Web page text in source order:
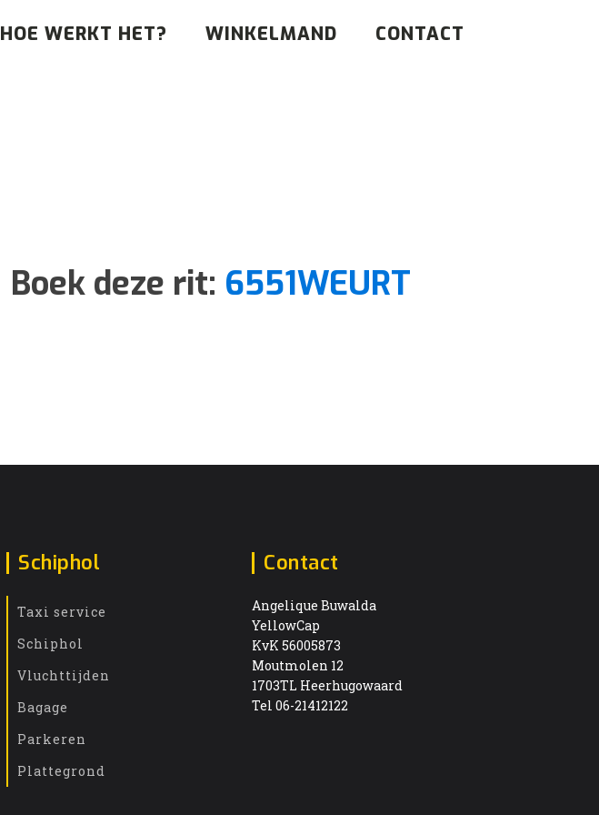
HOE WERKT HET? WINKELMAND CONTACT
Boek deze rit: 6551WEURT
Schiphol
Taxi service
Schiphol
Vluchttijden
Bagage
Parkeren
Plattegrond
Contact
Angelique Buwalda
YellowCap
KvK 56005873
Moutmolen 12
1703TL Heerhugowaard
Tel 06-21412122